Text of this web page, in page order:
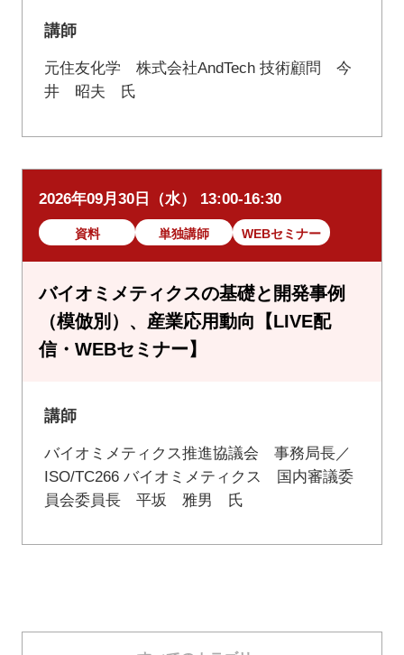
講師
元住友化学 株式会社AndTech 技術顧問 今
井 昭夫 氏
2026年09月30日（水） 13:00-16:30
資料 単独講師 WEBセミナー
バイオミメティクスの基礎と開発事例
（模倣別）、産業応用動向【LIVE配
信・WEBセミナー】
講師
バイオミメティクス推進協議会 事務局長／
ISO/TC266 バイオミメティクス 国内審議委
員会委員長 平坂 雅男 氏